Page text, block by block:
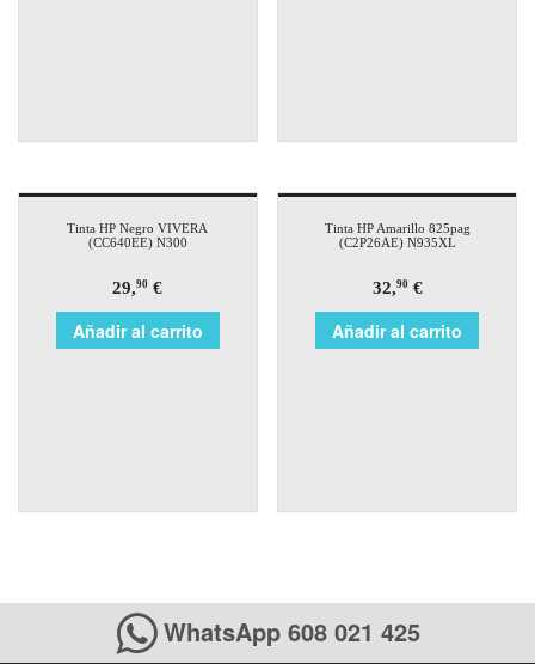
Tinta HP Negro VIVERA
(CC640EE) N300
29,90 €
Añadir al carrito
Tinta HP Amarillo 825pag
(C2P26AE) N935XL
32,90€
Añadir al carrito
WhatsApp 608 021 425